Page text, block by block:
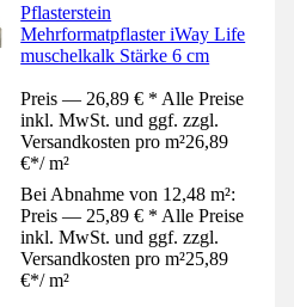
Pflasterstein
Mehrformatpflaster iWay Life
muschelkalk Stärke 6 cm
Preis — 26,89 € * Alle Preise
inkl. MwSt. und ggf. zzgl.
Versandkosten pro m²26,89
€*/ m²
Bei Abnahme von 12,48 m²:
Preis — 25,89 € * Alle Preise
inkl. MwSt. und ggf. zzgl.
Versandkosten pro m²25,89
€*/ m²